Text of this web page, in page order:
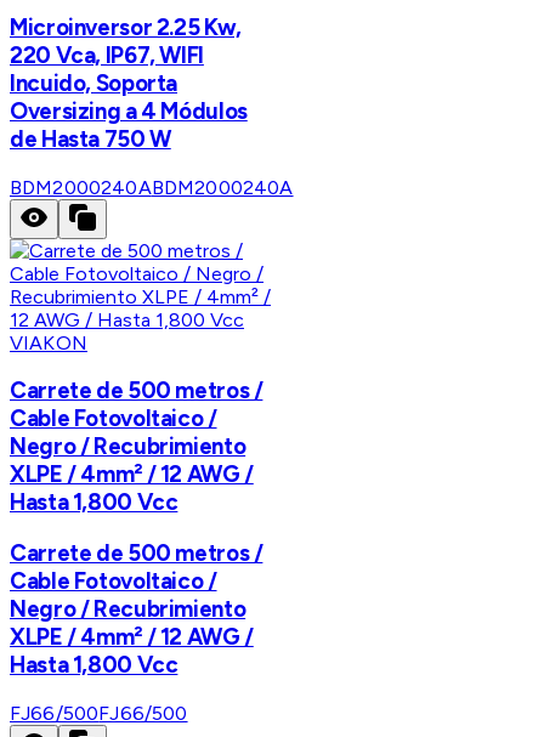
Microinversor 2.25 Kw,
220 Vca, IP67, WIFI
Incuido, Soporta
Oversizing a 4 Módulos
de Hasta 750 W
BDM2000240ABDM2000240A
VIAKON
Carrete de 500 metros /
Cable Fotovoltaico /
Negro / Recubrimiento
XLPE / 4mm² / 12 AWG /
Hasta 1,800 Vcc
Carrete de 500 metros /
Cable Fotovoltaico /
Negro / Recubrimiento
XLPE / 4mm² / 12 AWG /
Hasta 1,800 Vcc
FJ66/500FJ66/500